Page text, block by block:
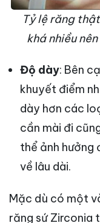
Tỷ lệ răng
khá nhiều
Độ dày: Bên
khuyết điểm
dày hơn các
cần mài đi
thể ảnh hưởng
về lâu dài.
Mặc dù có một
răng sứ Zirconia